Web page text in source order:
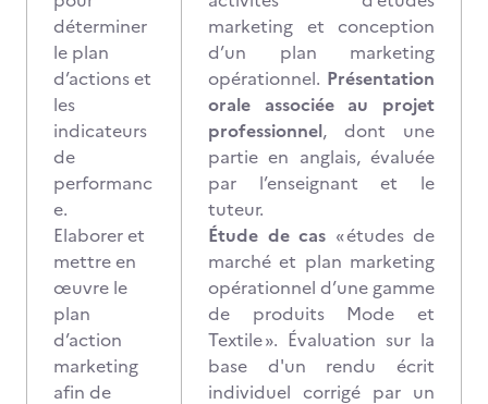
déterminer
le plan
d’actions et
les
indicateurs
de
performanc
e.
Elaborer et
mettre en
œuvre le
plan
d’action
marketing
afin de
marketing et conception
d’un plan marketing
opérationnel. Présentation
orale associée au projet
professionnel, dont une
partie en anglais, évaluée
par l’enseignant et le
tuteur.
Étude de cas « études de
marché et plan marketing
opérationnel d’une gamme
de produits Mode et
Textile ». Évaluation sur la
base d'un rendu écrit
individuel corrigé par un